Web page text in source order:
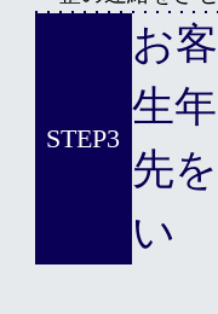
STEP3
お
生
先
い